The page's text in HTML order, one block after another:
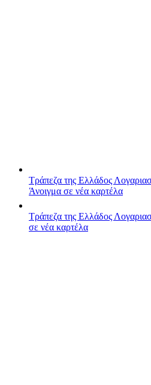
Τράπεζα της Ελλάδος
Άνοιγμα σε νέα καρτέλα
Τράπεζα της Ελλάδος
σε νέα καρτέλα